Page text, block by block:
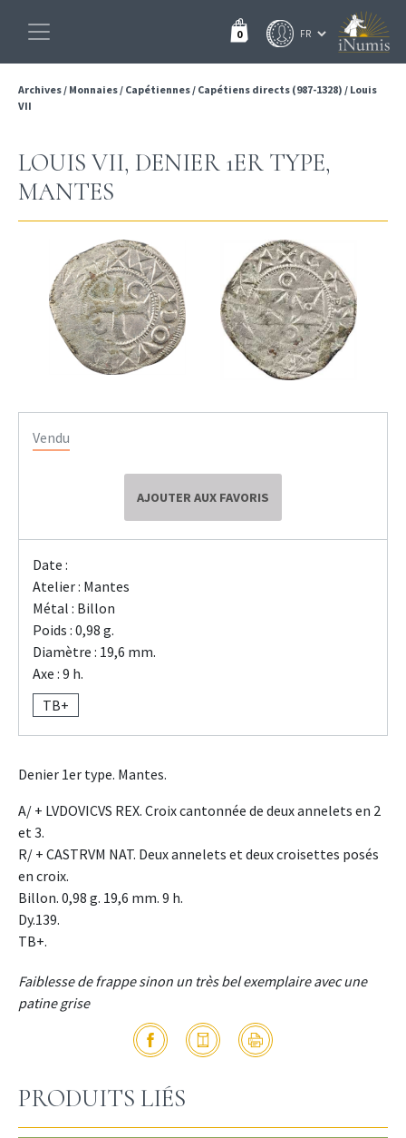
0
Archives/ Monnaies/ Capétiennes/ Capétiens directs (987-1328) / Louis
VII
LOUIS VII, DENIER 1ER TYPE,
MANTES
Vendu
AJOUTER AUX FAVORIS
Date :
Atelier : Mantes
Métal : Billon
Poids : 0,98 g.
Diamètre : 19,6 mm.
Axe : 9 h.
TB+
Denier 1er type. Mantes.
A/ + LVDOVICVS REX. Croix cantonnée de deux annelets en 2
et 3.
R/ + CASTRVM NAT. Deux annelets et deux croisettes posés
en croix.
Billon. 0,98 g. 19,6 mm. 9 h.
Dy.139.
TB+.
Faiblesse de frappe sinon un très bel exemplaire avec une
patine grise
PRODUITS LIÉS